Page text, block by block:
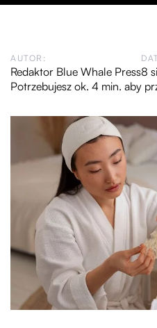
AUTOR:
Redaktor Blue Whale Press8
Potrzebujesz ok. 4 min. aby